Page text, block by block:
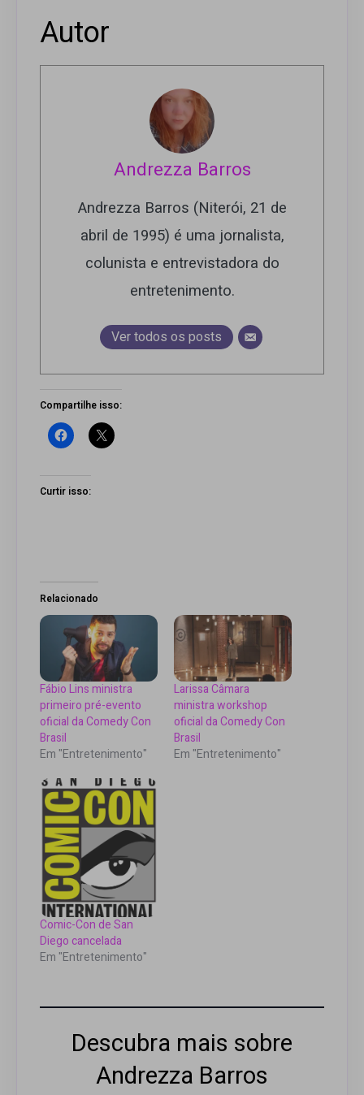
Autor
Andrezza Barros
Andrezza Barros (Niterói, 21 de
abril de 1995) é uma jornalista,
colunista e entrevistadora do
entretenimento.
Ver todos os posts
Compartilhe isso:
Curtir isso:
Relacionado
Fábio Lins ministra
primeiro pré-evento
oficial da Comedy Con
Brasil
Em "Entretenimento"
Larissa Câmara
ministra workshop
oficial da Comedy Con
Brasil
Em "Entretenimento"
Comic-Con de San
Diego cancelada
Em "Entretenimento"
Descubra mais sobre
Andrezza Barros